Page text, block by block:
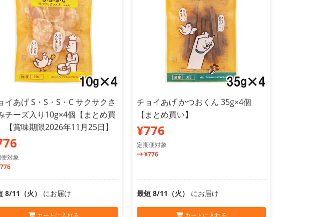
イあげ S・S・S・C サクサクさ
チーズ入り10g×4個【まとめ買
【賞味期限2026年11月25日】
対象
8/11（火） にお届け
カートに入れる
チョイあげ かつおくん 35g×4個
【まとめ買い】
¥776
定期便対象
¥776
最短 8/11（火） にお届け
カートに入れる